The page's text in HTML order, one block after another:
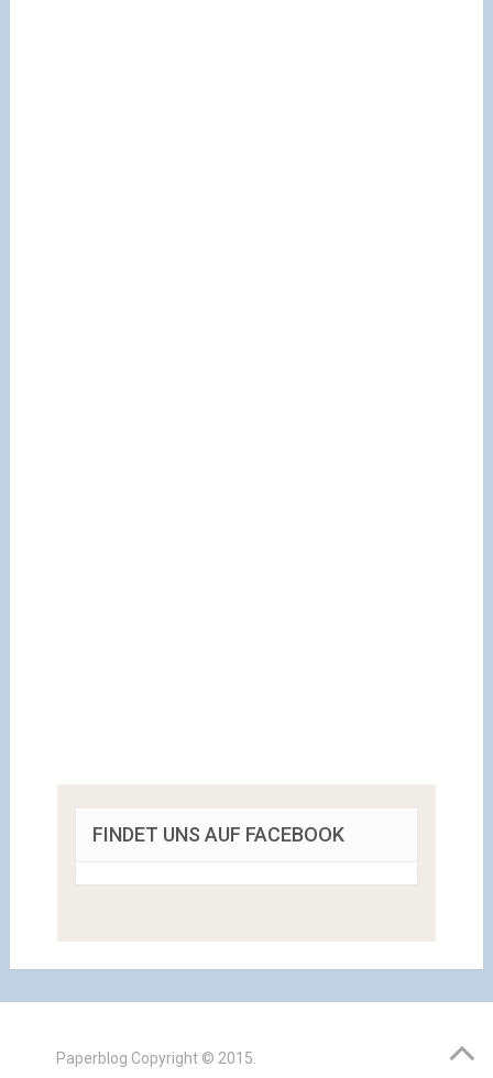
FINDET UNS AUF FACEBOOK
Paperblog Copyright © 2015.